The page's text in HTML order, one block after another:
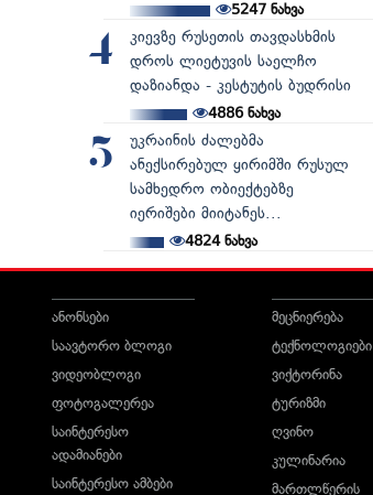
5247ნახვა
4
კიევზე რუსეთის თავდასხმის
დროს ლიეტუვის საელჩო
დაზიანდა - კესტუტის ბუდრისი
4886ნახვა
5
უკრაინის ძალებმა
ანექსირებულ ყირიმში რუსულ
სამხედრო ობიექტებზე
იერიშები მიიტანეს...
4824ნახვა
ანონსები
საავტორო ბლოგი
ვიდეობლოგი
ფოტოგალერეა
საინტერესო
ადამიანები
საინტერესო ამბები
მეცნიერება
ტექნოლოგიები
ვიქტორინა
ტურიზმი
ღვინო
კულინარია
მართლწერის